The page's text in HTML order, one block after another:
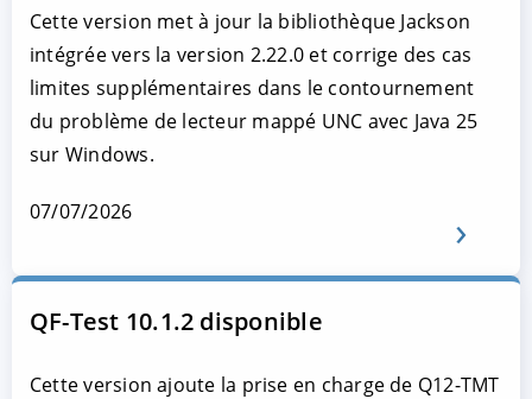
Cette version met à jour la bibliothèque Jackson
intégrée vers la version 2.22.0 et corrige des cas
limites supplémentaires dans le contournement
du problème de lecteur mappé UNC avec Java 25
sur Windows.
07/07/2026
QF-Test 10.1.2 disponible
Cette version ajoute la prise en charge de Q12-TMT